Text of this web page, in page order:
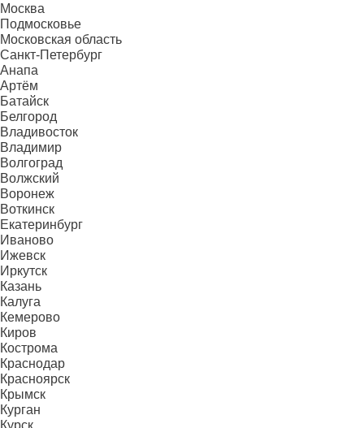
Москва
Подмосковье
Московская область
Санкт-Петербург
Анапа
Артём
Батайск
Белгород
Владивосток
Владимир
Волгоград
Волжский
Воронеж
Воткинск
Екатеринбург
Иваново
Ижевск
Иркутск
Казань
Калуга
Кемерово
Киров
Кострома
Краснодар
Красноярск
Крымск
Курган
Курск